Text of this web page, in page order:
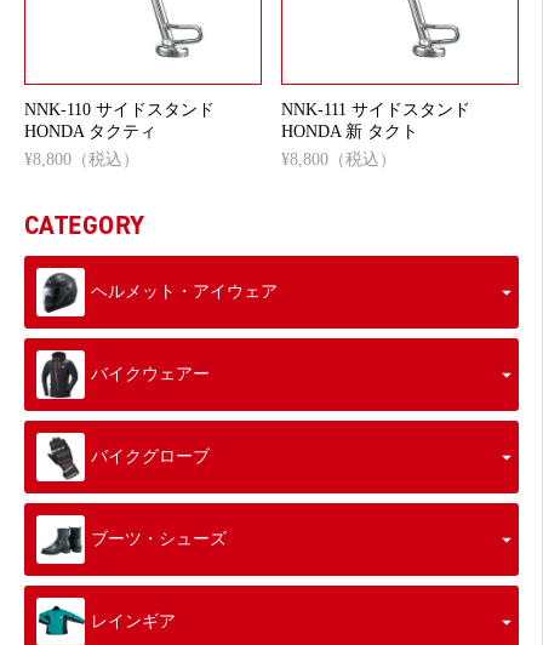
NNK-110 サイドスタンド
HONDA タクティ
¥8,800（税込）
NNK-111 サイドスタンド
HONDA 新 タクト
¥8,800（税込）
CATEGORY
ヘルメット・アイウェア
バイクウェアー
バイクグローブ
ブーツ・シューズ
レインギア